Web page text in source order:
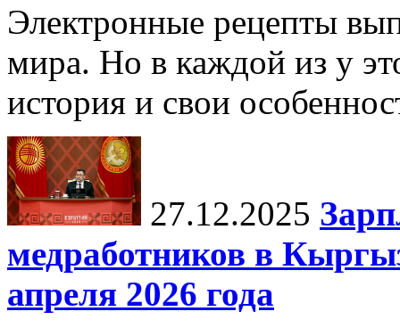
Электронные рецепты
мира. Но в каждой из у
история и свои
27.12.2025
медработников в
апреля 2026 года